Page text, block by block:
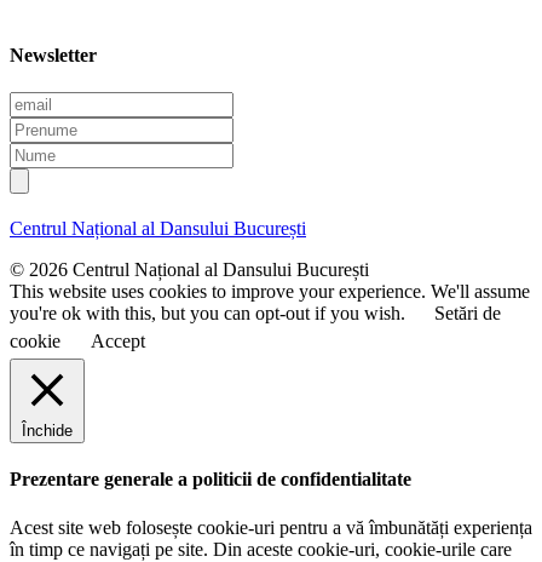
Newsletter
E
m
a
i
l
P
r
e
n
m
N
u
m
e
Centrul Național al Dansului București
© 2026 Centrul Național al Dansului București
This website uses cookies to improve your experience. We'll assume
you're ok with this, but you can opt-out if you wish.
Setări de
cookie
Accept
Închide
Prezentare generale a politicii de confidentialitate
Acest site web folosește cookie-uri pentru a vă îmbunătăți experiența
în timp ce navigați pe site. Din aceste cookie-uri, cookie-urile care